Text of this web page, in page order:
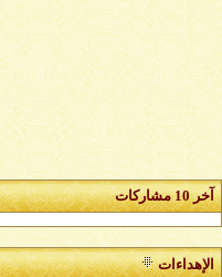
آخر 10 مشاركات
الإهداءات